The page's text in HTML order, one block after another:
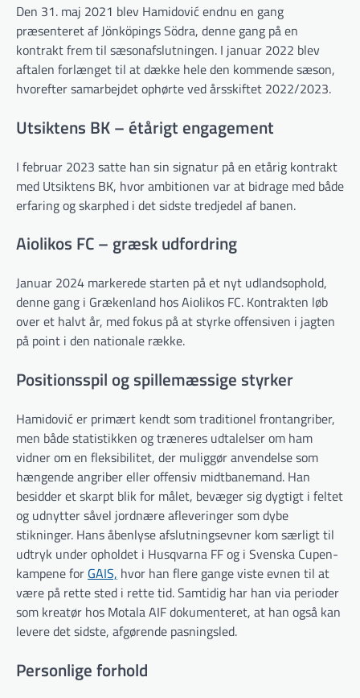
Den 31. maj 2021 blev Hamidović endnu en gang
præsenteret af Jönköpings Södra, denne gang på en
kontrakt frem til sæsonafslutningen. I januar 2022 blev
aftalen forlænget til at dække hele den kommende sæson,
hvorefter samarbejdet ophørte ved årsskiftet 2022/2023.
Utsiktens BK – étårigt engagement
I februar 2023 satte han sin signatur på en etårig kontrakt
med Utsiktens BK, hvor ambitionen var at bidrage med både
erfaring og skarphed i det sidste tredjedel af banen.
Aiolikos FC – græsk udfordring
Januar 2024 markerede starten på et nyt udlandsophold,
denne gang i Grækenland hos Aiolikos FC. Kontrakten løb
over et halvt år, med fokus på at styrke offensiven i jagten
på point i den nationale række.
Positionsspil og spillemæssige styrker
Hamidović er primært kendt som traditionel frontangriber,
men både statistikken og træneres udtalelser om ham
vidner om en fleksibilitet, der muliggør anvendelse som
hængende angriber eller offensiv midtbanemand. Han
besidder et skarpt blik for målet, bevæger sig dygtigt i feltet
og udnytter såvel jordnære afleveringer som dybe
stikninger. Hans åbenlyse afslutningsevner kom særligt til
udtryk under opholdet i Husqvarna FF og i Svenska Cupen-
kampene for GAIS, hvor han flere gange viste evnen til at
være på rette sted i rette tid. Samtidig har han via perioder
som kreatør hos Motala AIF dokumenteret, at han også kan
levere det sidste, afgørende pasningsled.
Personlige forhold